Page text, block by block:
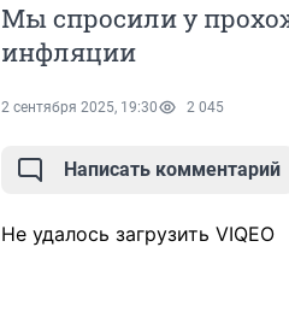
Мы спросили у
инфляции
2 сентября 2025, 19:30 2 045
Написать комментарий
Не удалось загрузить VIQEO